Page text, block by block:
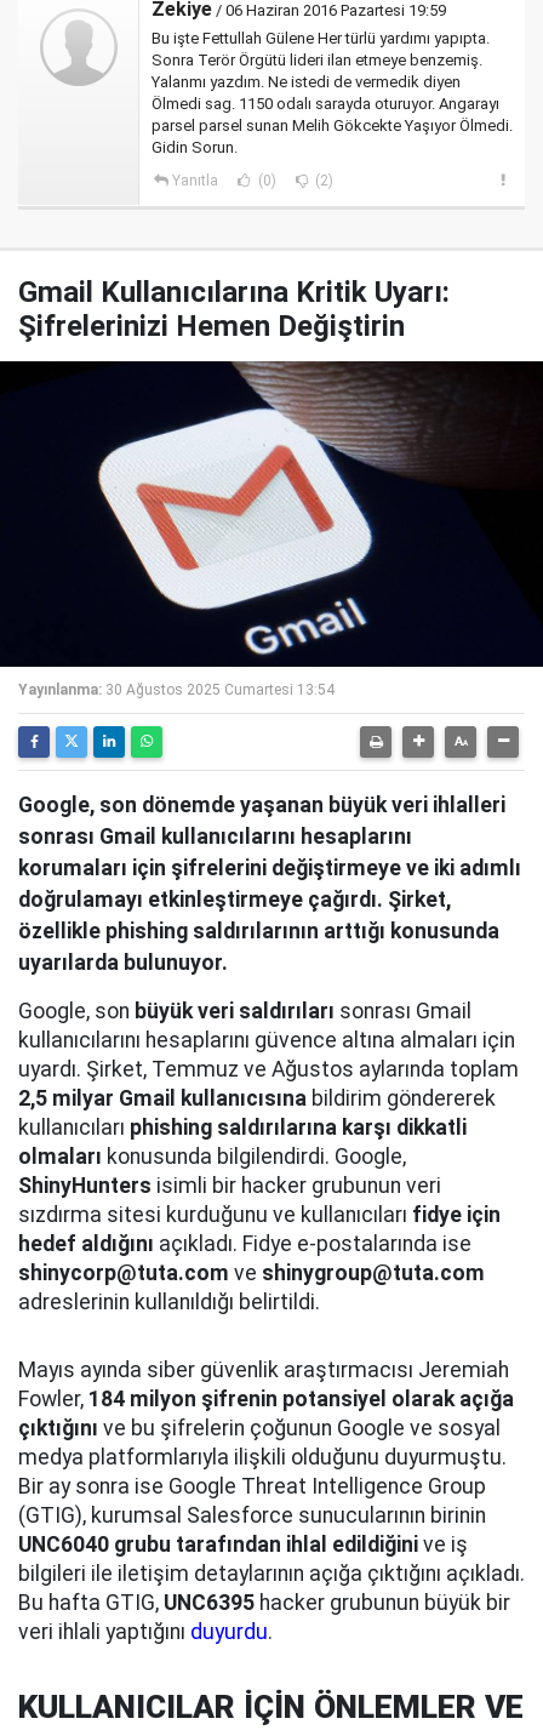
Zekiye / 06 Haziran 2016 Pazartesi 19:59
Bu işte Fettullah Gülene Her türlü yardımı yapıpta.
Sonra Terör Örgütü lideri ilan etmeye benzemiş.
Yalanmı yazdım. Ne istedi de vermedik diyen
Ölmedi sag. 1150 odalı sarayda oturuyor. Angarayı
parsel parsel sunan Melih Gökcekte Yaşıyor Ölmedi.
Gidin Sorun.
Yanıtla (0) (2)
Gmail Kullanıcılarına Kritik Uyarı:
Şifrelerinizi Hemen Değiştirin
Yayınlanma: 30 Ağustos 2025 Cumartesi 13:54
Google, son dönemde yaşanan büyük veri ihlalleri
sonrası Gmail kullanıcılarını hesaplarını
korumaları için şifrelerini değiştirmeye ve iki adımlı
doğrulamayı etkinleştirmeye çağırdı. Şirket,
özellikle phishing saldırılarının arttığı konusunda
uyarılarda bulunuyor.
Google, son büyük veri saldırıları sonrası Gmail
kullanıcılarını hesaplarını güvence altına almaları için
uyardı. Şirket, Temmuz ve Ağustos aylarında toplam
2,5 milyar Gmail kullanıcısına bildirim göndererek
kullanıcıları phishing saldırılarına karşı dikkatli
olmaları konusunda bilgilendirdi. Google,
ShinyHunters isimli bir hacker grubunun veri
sızdırma sitesi kurduğunu ve kullanıcıları fidye için
hedef aldığını açıkladı. Fidye e-postalarında ise
shinycorp@tuta.com ve shinygroup@tuta.com
adreslerinin kullanıldığı belirtildi.
Mayıs ayında siber güvenlik araştırmacısı Jeremiah
Fowler, 184 milyon şifrenin potansiyel olarak açığa
çıktığını ve bu şifrelerin çoğunun Google ve sosyal
medya platformlarıyla ilişkili olduğunu duyurmuştu.
Bir ay sonra ise Google Threat Intelligence Group
(GTIG), kurumsal Salesforce sunucularının birinin
UNC6040 grubu tarafından ihlal edildiğini ve iş
bilgileri ile iletişim detaylarının açığa çıktığını açıkladı.
Bu hafta GTIG, UNC6395 hacker grubunun büyük bir
veri ihlali yaptığını duyurdu.
KULLANICILAR İÇİN ÖNLEMLER VE